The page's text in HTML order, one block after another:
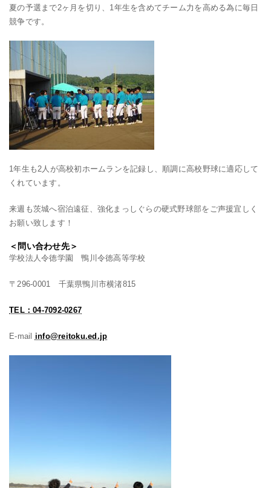
夏の予選まで2ヶ月を切り、1年生を含めてチーム力を高める為に毎日
競争です。
1年生も2人が高校初ホームランを記録し、順調に高校野球に適応して
くれています。
来週も茨城へ宿泊遠征、強化まっしぐらの硬式野球部をご声援宜しく
お願い致します！
＜問い合わせ先＞
学校法人令徳学園 鴨川令徳高等学校
〒296-0001 千葉県鴨川市横渚815
TEL：04-7092-0267
E-mail info@reitoku.ed.jp